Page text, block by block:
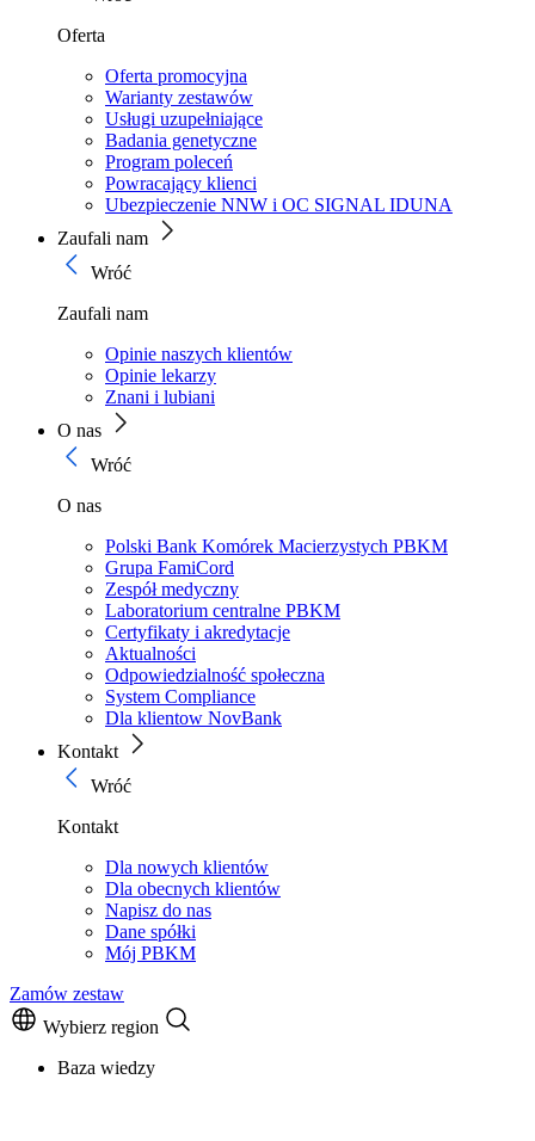
Oferta
Oferta promocyjna
Warianty zestawów
Usługi uzupełniające
Badania genetyczne
Program poleceń
Powracający klienci
Ubezpieczenie NNW i OC SIGNAL IDUNA
Zaufali nam
Wróć
Zaufali nam
Opinie naszych klientów
Opinie lekarzy
Znani i lubiani
O nas
Wróć
O nas
Polski Bank Komórek Macierzystych PBKM
Grupa FamiCord
Zespół medyczny
Laboratorium centralne PBKM
Certyfikaty i akredytacje
Aktualności
Odpowiedzialność społeczna
System Compliance
Dla klientow NovBank
Kontakt
Wróć
Kontakt
Dla nowych klientów
Dla obecnych klientów
Napisz do nas
Dane spółki
Mój PBKM
Zamów zestaw
Wybierz region
Baza wiedzy